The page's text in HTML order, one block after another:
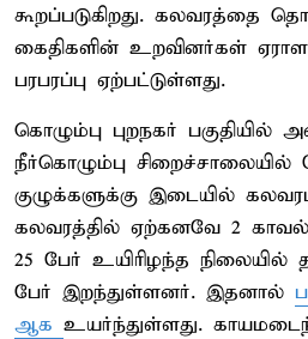
கூறப்படுகிறது. கலவரத்தை
கைதிகளின் உறவினர்கள்
பரபரப்பு ஏற்பட்டுள்ளது.
கொழும்பு புறநகர் பகுதியில்
நீர்கொழும்பு சிறைச்சாலையில்
குழுக்களுக்கு இடையில்
கலவரத்தில் ஏற்கனவே 2
25 பேர் உயிரிழந்த நிலையில்
பேர் இறந்துள்ளனர். இதனால்
ஆக உயர்ந்துள்ளது.